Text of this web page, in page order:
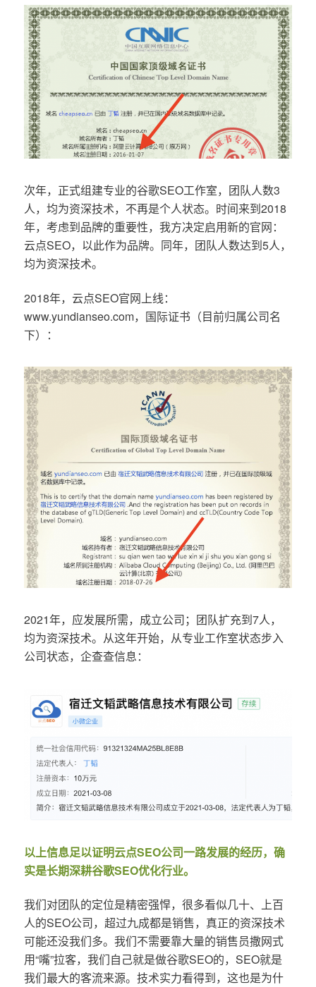
次年，正式组建专业的谷歌SEO工作室，团队人数3
人，均为资深技术，不再是个人状态。时间来到2018
年，考虑到品牌的重要性，我方决定启用新的官网：
云点SEO，以此作为品牌。同年，团队人数达到5人，
均为资深技术。
2018年，云点SEO官网上线：
www.yundianseo.com，国际证书（目前归属公司名
下）：
2021年，应发展所需，成立公司；团队扩充到7人，
均为资深技术。从这年开始，从专业工作室状态步入
公司状态，企查查信息：
以上信息足以证明云点SEO公司一路发展的经历，确
实是长期深耕谷歌SEO优化行业。
我们对团队的定位是精密强悍，很多看似几十、上百
人的SEO公司，超过九成都是销售，真正的资深技术
可能还没我们多。我们不需要靠大量的销售员撒网式
用“嘴”拉客，我们自己就是做谷歌SEO的，SEO就是
我们最大的客流来源。技术实力看得到，这也是为什